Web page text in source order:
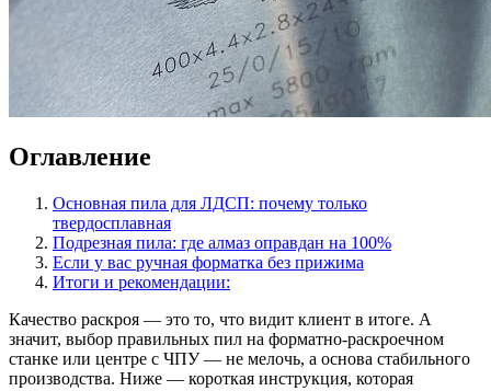
Оглавление
Основная пила для ЛДСП: почему только
твердосплавная
Подрезная пила: где алмаз оправдан на 100%
Если у вас ручная форматка без прижима
Итоги и рекомендации:
Качество раскроя — это то, что видит клиент в итоге. А
значит, выбор правильных пил на форматно-раскроечном
станке или центре с ЧПУ — не мелочь, а основа стабильного
производства. Ниже — короткая инструкция, которая